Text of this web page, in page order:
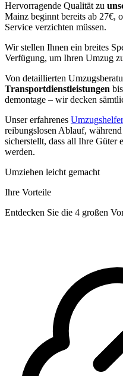
Hervorragende Qualität zu
Mainz beginnt bereits ab 27€,
Service verzichten müssen.
Wir stellen Ihnen ein breites
Verfügung, um Ihren Umzug
Von detaillierten
Transportdienstleistungen
demontage – wir decken
Unser erfahrenes
reibungslosen Ablauf,
sicherstellt, dass all Ihre Güter
werden.
Umziehen leicht gemacht
Ihre Vorteile
Entdecken Sie die 4 großen